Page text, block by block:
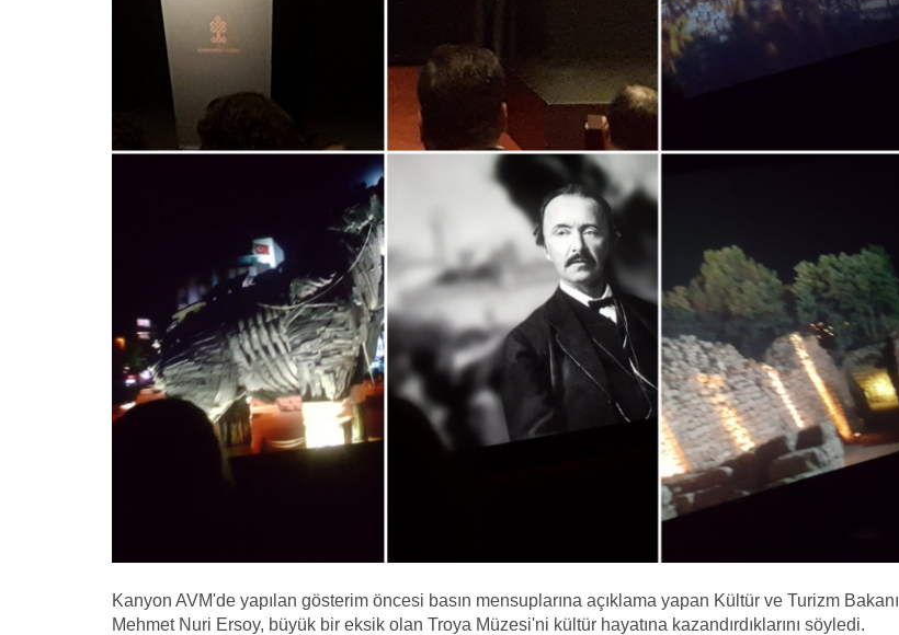
Kanyon AVM'de yapılan gösterim öncesi basın mensuplarına açıklama yapan Kültür ve Turizm Bakanı
Mehmet Nuri Ersoy, büyük bir eksik olan Troya Müzesi'ni kültür hayatına kazandırdıklarını söyledi.